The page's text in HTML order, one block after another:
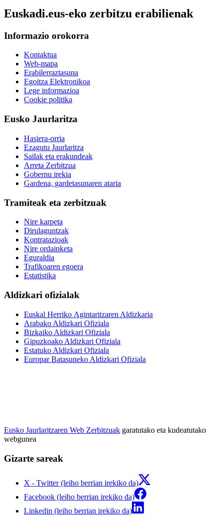
Euskadi.eus-eko zerbitzu erabilienak
Informazio orokorra
Kontaktua
Web-mapa
Erabilerraztasuna
Egoitza Elektronikoa
Lege informazioa
Cookie politika
Eusko Jaurlaritza
Hasiera-orria
Ezagutu Jaurlaritza
Sailak eta erakundeak
Arreta Zerbitzua
Gobernu irekia
Gardena, gardetasunaren ataria
Tramiteak eta zerbitzuak
Nire karpeta
Dirulaguntzak
Kontratazioak
Nire ordainketa
Eguraldia
Trafikoaren egoera
Estatistika
Aldizkari ofizialak
Euskal Herriko Agintaritzaren Aldizkaria
Arabako Aldizkari Ofiziala
Bizkaiko Aldizkari Ofiziala
Gipuzkoako Aldizkari Ofiziala
Estatuko Aldizkari Ofiziala
Europar Batasuneko Aldizkari Ofiziala
Eusko Jaurlaritzaren Web Zerbitzuak garatutako eta kudeatutako
webgunea
Gizarte sareak
X - Twitter (leiho berrian irekiko da)
Facebook (leiho berrian irekiko da)
Linkedin (leiho berrian irekiko da)